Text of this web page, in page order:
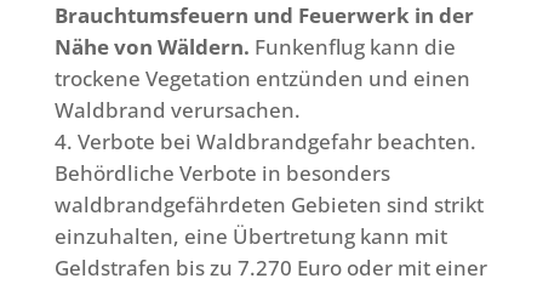
Brauchtumsfeuern und Feuerwerk in der
Nähe von Wäldern. Funkenflug kann die
trockene Vegetation entzünden und einen
Waldbrand verursachen.
Verbote bei Waldbrandgefahr beachten.
Behördliche Verbote in besonders
waldbrandgefährdeten Gebieten sind strikt
einzuhalten, eine Übertretung kann mit
Geldstrafen bis zu 7.270 Euro oder mit einer